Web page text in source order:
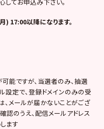
17:00以降になります。
能ですが、当選者のみ、抽選
設定で、登録ドメインのみの受
、メールが届かないことがござ
認のうえ、配信メールアドレス
ます